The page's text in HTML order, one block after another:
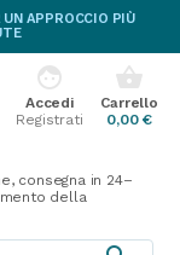
APPROCCIO PIÙ
shopping_basket
Carrello
0,00 €
face
Accedi
Registrati
consegna in 24–
della